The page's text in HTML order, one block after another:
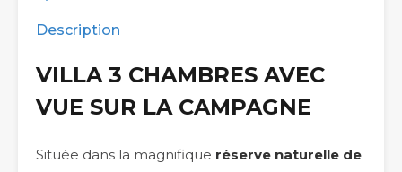
Description
VILLA 3 CHAMBRES AVEC
VUE SUR LA CAMPAGNE
Située dans la magnifique réserve naturelle de